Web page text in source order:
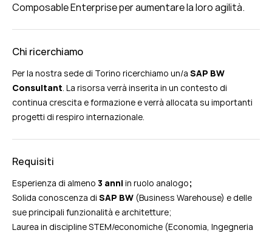
Composable Enterprise per aumentare laloro agilità.
Chi ricerchiamo
Per la nostra sede di Torino ricerchiamo un/a SAP BW
Consultant. La risorsa verrà inserita in un contesto di
continua crescita e formazione e verrà allocata su importanti
progetti di respiro internazionale.
Requisiti
Esperienza di almeno 3 anni in ruolo analogo;
Solida conoscenza di SAP BW (Business Warehouse) e delle
sue principali funzionalità e architetture;
Laurea in discipline STEM/economiche (Economia, Ingegneria